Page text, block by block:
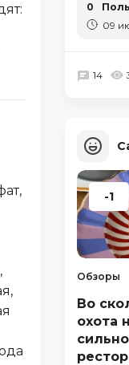
0
09
14
-1
Обзоры
Во
охота